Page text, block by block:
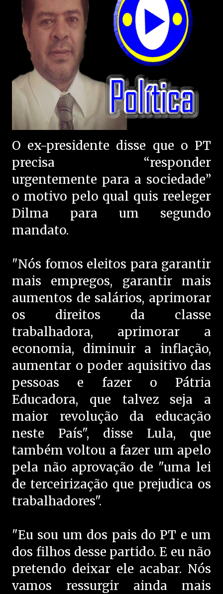
O ex-presidente disse que o PT
precisa “responder
urgentemente para a sociedade”
o motivo pelo qual quis reeleger
Dilma para um segundo
mandato.
"Nós fomos eleitos para garantir
mais empregos, garantir mais
aumentos de salários, aprimorar
os direitos da classe
trabalhadora, aprimorar a
economia, diminuir a inflação,
aumentar o poder aquisitivo das
pessoas e fazer o Pátria
Educadora, que talvez seja a
maior revolução da educação
neste País", disse Lula, que
também voltou a fazer um apelo
pela não aprovação de "uma lei
de terceirização que prejudica os
trabalhadores".
"Eu sou um dos pais do PT e um
dos filhos desse partido. E eu não
pretendo deixar ele acabar. Nós
vamos ressurgir ainda mais